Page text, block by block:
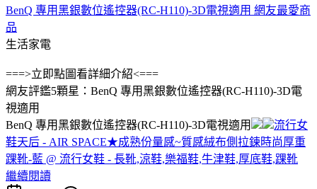
BenQ 專用黑銀數位遙控器(RC-H110)-3D電視適用 網友最愛商
品
生活家電
===>立即點圖看詳細介紹<===
網友評鑑5顆星：BenQ 專用黑銀數位遙控器(RC-H110)-3D電
視適用
BenQ 專用黑銀數位遙控器(RC-H110)-3D電視適用
流行女
鞋天后 - AIR SPACE★成熟份量感~質感絨布側拉鍊時尚厚重
踝靴-藍 @ 流行女鞋 - 長靴,涼鞋,樂福鞋,牛津鞋,厚底鞋,踝靴
繼續閱讀